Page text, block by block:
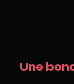
Une